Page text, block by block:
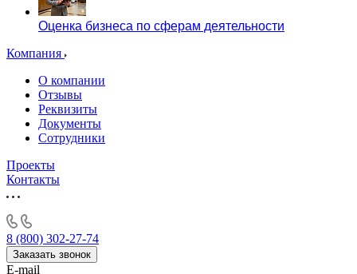
Оценка бизнеса по сферам деятельности
Компания
О компании
Отзывы
Реквизиты
Документы
Сотрудники
Проекты
Контакты
8 (800) 302-27-74
Заказать звонок
E-mail